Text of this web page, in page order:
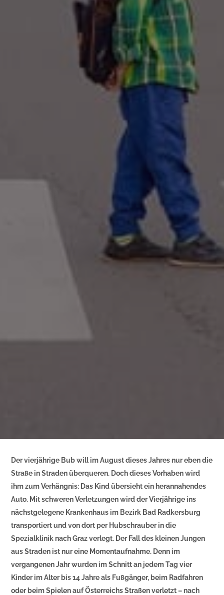
Der vierjährige Bub will im August dieses Jahres nur eben die
Straße in Straden überqueren. Doch dieses Vorhaben wird
ihm zum Verhängnis: Das Kind übersieht ein herannahendes
Auto. Mit schweren Verletzungen wird der Vierjährige ins
nächstgelegene Krankenhaus im Bezirk Bad Radkersburg
transportiert und von dort per Hubschrauber in die
Spezialklinik nach Graz verlegt. Der Fall des kleinen Jungen
aus Straden ist nur eine Momentaufnahme. Denn im
vergangenen Jahr wurden im Schnitt an jedem Tag vier
Kinder im Alter bis 14 Jahre als Fußgänger, beim Radfahren
oder beim Spielen auf Österreichs Straßen verletzt – nach